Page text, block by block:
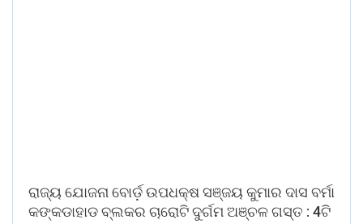
ରାଜ୍ୟ ଯୋଜନା ବୋର୍ଡ଼ ଉପଧକ୍ଷ ସଞ୍ଜୟ କୁମାର ଦାସ ବର୍ମା
କଙ୍କଡାହାଡ ବ୍ଲକର ଚାରୋଟି ଦୁର୍ଗମ ଅଞ୍ଚଳ ଗସ୍ତ : 4ଟି